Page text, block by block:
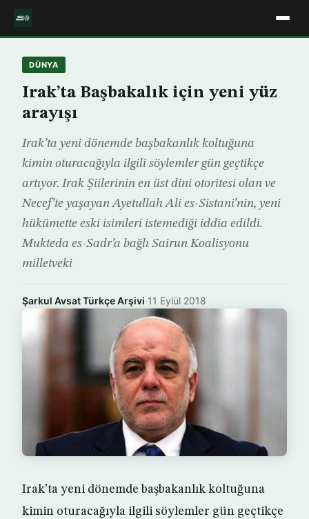
DÜNYA
Irak’ta Başbakalık için yeni yüz
arayışı
Irak’ta yeni dönemde başbakanlık koltuğuna
kimin oturacağıyla ilgili söylemler gün geçtikçe
artıyor. Irak Şiilerinin en üst dini otoritesi olan ve
Necef’te yaşayan Ayetullah Ali es-Sistani’nin, yeni
hükümette eski isimleri istemediği iddia edildi.
Mukteda es-Sadr’a bağlı Sairun Koalisyonu
milletveki
Şarkul Avsat Türkçe Arşivi·11 Eylül 2018
Irak’ta yeni dönemde başbakanlık koltuğuna
kimin oturacağıyla ilgili söylemler gün geçtikçe